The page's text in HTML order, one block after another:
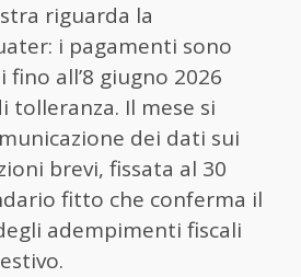
riguarda la
i pagamenti sono
all’8 giugno 2026
tolleranza. Il mese si
dei dati sui
brevi, fissata al 30
fitto che conferma il
adempimenti fiscali